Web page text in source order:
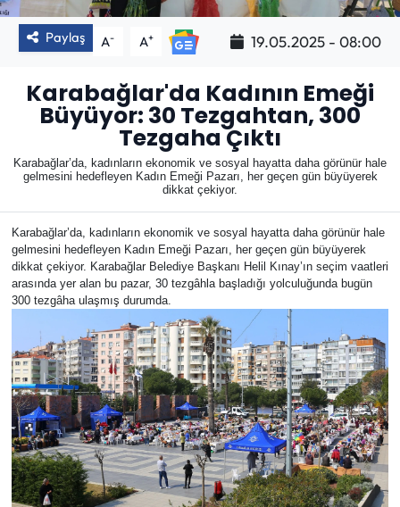
Paylaş A- A+ 19.05.2025 - 08:00
Karabağlar'da Kadının Emeği
Büyüyor: 30 Tezgahtan, 300
Tezgaha Çıktı
Karabağlar’da, kadınların ekonomik ve sosyal hayatta daha görünür hale
gelmesini hedefleyen Kadın Emeği Pazarı, her geçen gün büyüyerek
dikkat çekiyor.
Karabağlar’da, kadınların ekonomik ve sosyal hayatta daha görünür hale
gelmesini hedefleyen Kadın Emeği Pazarı, her geçen gün büyüyerek
dikkat çekiyor. Karabağlar Belediye Başkanı Helil Kınay’ın seçim vaatleri
arasında yer alan bu pazar, 30 tezgâhla başladığı yolculuğunda bugün
300 tezgâha ulaşmış durumda.